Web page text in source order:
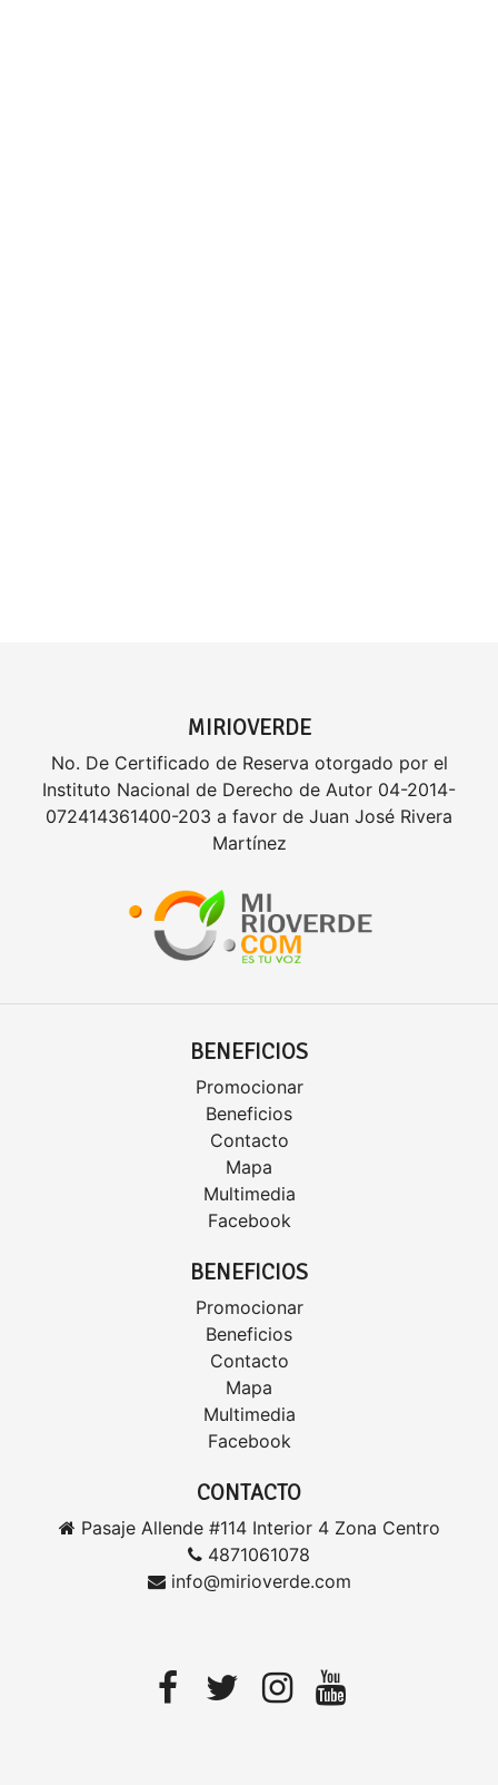
MIRIOVERDE
No. De Certificado de Reserva otorgado por el
Instituto Nacional de Derecho de Autor 04-2014-
072414361400-203 a favor de Juan José Rivera
Martínez
BENEFICIOS
Promocionar
Beneficios
Contacto
Mapa
Multimedia
Facebook
BENEFICIOS
Promocionar
Beneficios
Contacto
Mapa
Multimedia
Facebook
CONTACTO
Pasaje Allende #114 Interior 4 Zona Centro
4871061078
info@mirioverde.com